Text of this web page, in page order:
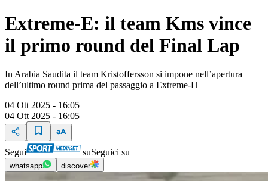
Extreme-E: il team Kms vince
il primo round del Final Lap
In Arabia Saudita il team Kristoffersson si impone nell’apertura
dell’ultimo round prima del passaggio a Extreme-H
04 Ott 2025 - 16:05
04 Ott 2025 - 16:05
Segui suSeguici su
whatsapp discover